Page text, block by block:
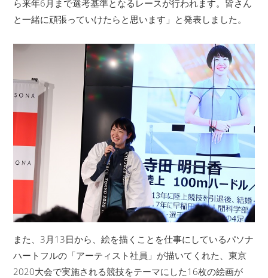
ら来年6月まで選考基準となるレースが行われます。皆さん
と一緒に頑張っていけたらと思います」と発表しました。
また、3月13日から、絵を描くことを仕事にしているパソナ
ハートフルの「アーティスト社員」が描いてくれた、東京
2020大会で実施される競技をテーマにした16枚の絵画が